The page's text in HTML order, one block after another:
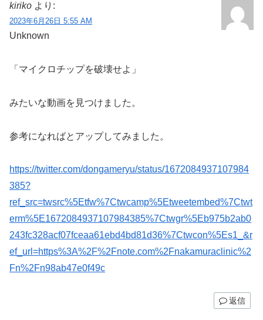
kiriko より:
2023年6月26日 5:55 AM
Unknown
「マイクロチップを破壊せよ」
みたいな動画を見つけました。
参考になればとアップしてみました。
https://twitter.com/dongameryu/status/1672084937107984
385?
ref_src=twsrc%5Etfw%7Ctwcamp%5Etweetembed%7Ctwt
erm%5E1672084937107984385%7Ctwgr%5Eb975b2ab0
243fc328acf07fceaa61ebd4bd81d36%7Ctwcon%5Es1_&r
ef_url=https%3A%2F%2Fnote.com%2Fnakamuraclinic%2
Fn%2Fn98ab47e0f49c
返信